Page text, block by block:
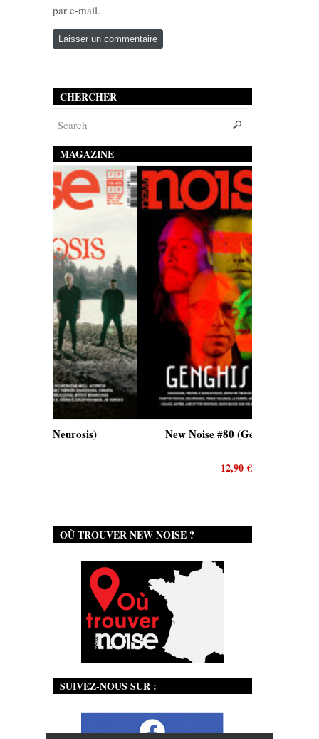
par e-mail.
CHERCHER
MAGAZINE
New Noise #80 (Genghis Tron)
OÙ TROUVER NEW NOISE ?
SUIVEZ-NOUS SUR :